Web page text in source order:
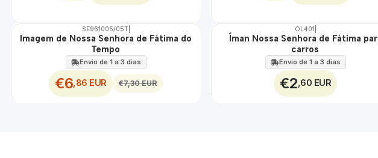
DESCONTO
SE961005/05T|
Imagem de Nossa Senhora de Fátima do
Tempo
Envio de 1 a 3 dias
€6 ,86 EUR €7,30 EUR
TOP
OL401
Íman Nossa Senhora de Fátima
carros
Envio de 1 a 3 dias
€2 ,60 EUR